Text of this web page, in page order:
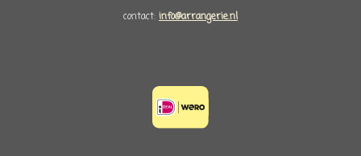
contact: info@arrangerie.nl